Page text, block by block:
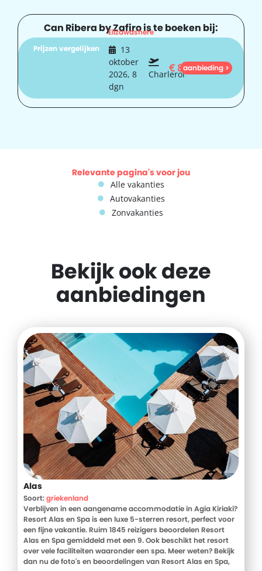
Can Ribera by Zafiro is te boeken bij:
Elizawashere
Prijzen vergelijken
13
oktober
2026, 8
dgn
Charleroi
€ 845
aanbieding >
Relevante pagina's voor jou
Alle vakanties
Autovakanties
Zonvakanties
Bekijk ook deze
aanbiedingen
Alas
Soort:griekenland
Verblijven in een aangename accommodatie in Agia Kiriaki?
Resort Alas en Spa is een luxe 5-sterren resort, perfect voor
een fijne vakantie. Ruim 1845 reizigers beoordelen Resort
Alas en Spa gemiddeld met een 9. Ook beschikt het resort
over vele faciliteiten waaronder een spa. Meer weten? Bekijk
dan nu de foto's en beoordelingen van Resort Alas en Spa,